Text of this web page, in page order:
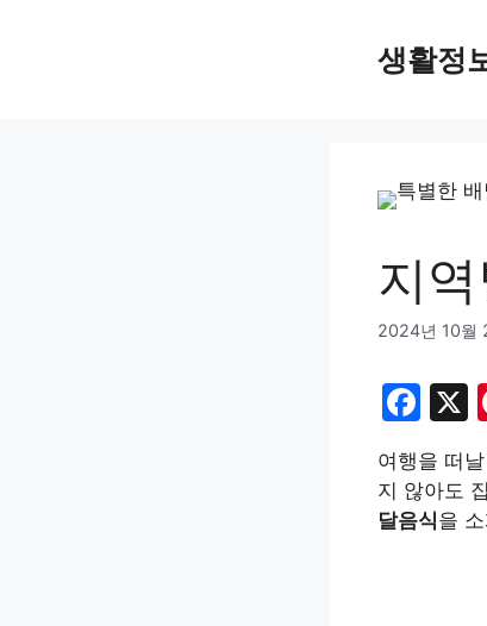
생활정
지
2024년 10월
F
a
c
e
여행을 떠
지 않아도
달음식을